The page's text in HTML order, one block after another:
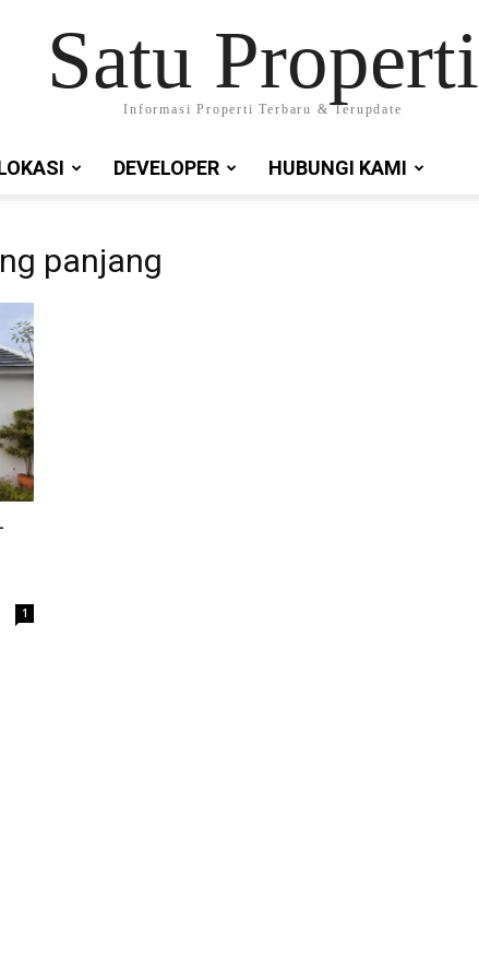
Satu Properti
Informasi Properti Terbaru & Terupdate
DEVELOPER HUBUNGI KAMI
panjang
1